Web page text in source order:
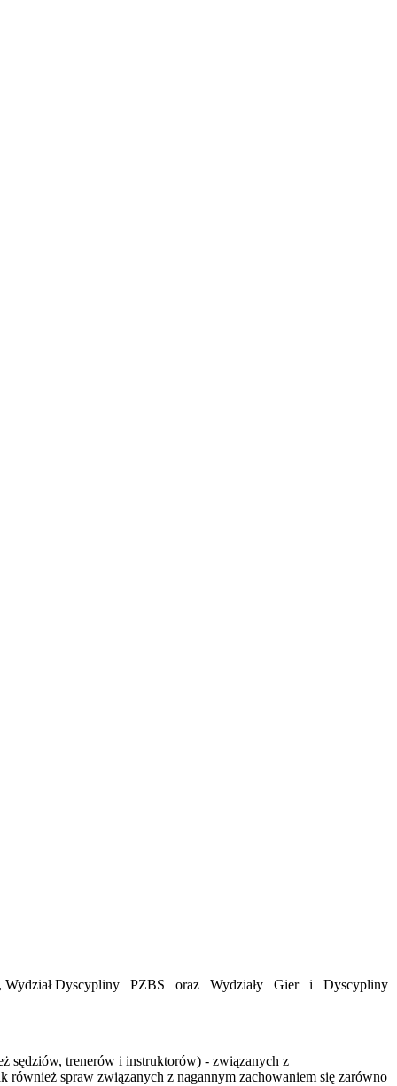
Wydział Dyscypliny PZBS oraz Wydziały Gier i Dyscypliny
sędziów, trenerów i instruktorów) - związanych z
również spraw związanych z nagannym zachowaniem się zarówno